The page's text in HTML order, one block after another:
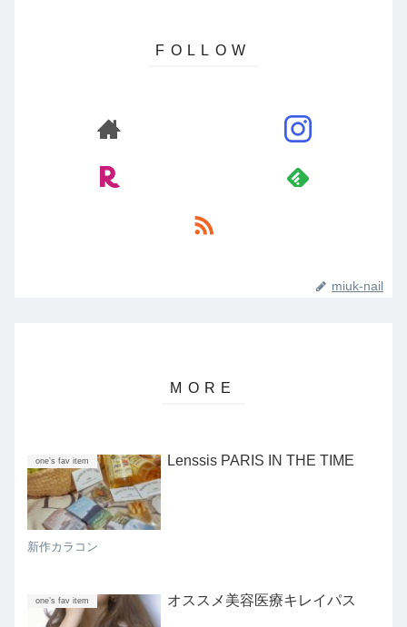
miuk-nail
one’s fav item Lenssis PARIS IN THE TIME
新作カラコン
one’s fav item オススメ美容医療キレイパス